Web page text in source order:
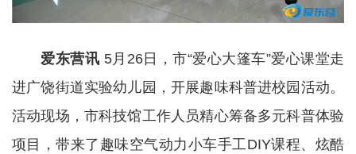
爱东营讯 5月26日，市“爱心大篷车”爱心课堂走
进广饶街道实验幼儿园，开展趣味科普进校园活动。
活动现场，市科技馆工作人员精心筹备多元科普体验
项目，带来了趣味空气动力小车手工DIY课程、炫酷